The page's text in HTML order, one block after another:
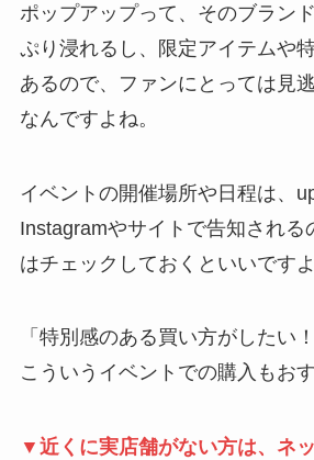
ポップアップって、そのブラン
ぷり浸れるし、限定アイテムや
あるので、ファンにとっては見
なんですよね。
イベントの開催場所や日程は、
Instagramやサイトで告知される
はチェックしておくといいですよ
「特別感のある買い方がしたい
こういうイベントでの購入もお
▼近くに実店舗がない方は、ネ